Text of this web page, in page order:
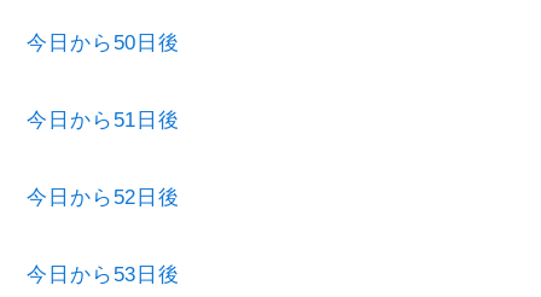
今日から50日後
今日から51日後
今日から52日後
今日から53日後